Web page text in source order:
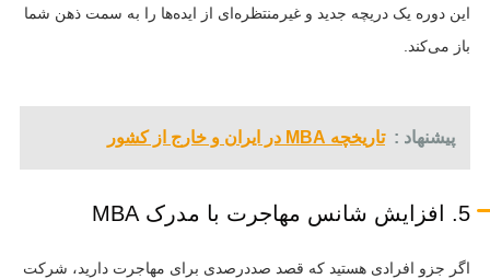
این دوره یک دریچه جدید و غیرمنتظره‌ای از ایده‌ها را به سمت ذهن شما
باز می‌کند.
پیشنهاد : تاریخچه MBA در ایران و خارج از کشور
5. افزایش شانس مهاجرت با مدرک MBA
اگر جزو افرادی هستید که قصد صددرصدی برای مهاجرت دارید، شرکت